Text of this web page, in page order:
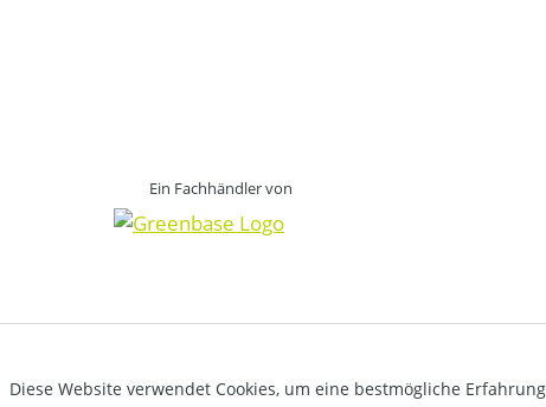
Ein Fachhändler von
Diese Website verwendet Cookies, um eine bestmögliche